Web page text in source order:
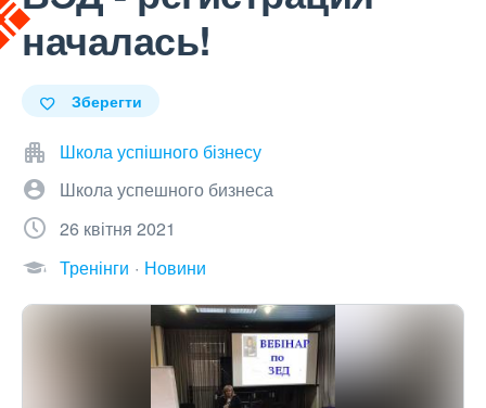
началась!
Зберегти
Школа успішного бізнесу
Школа успешного бизнеса
26 квітня 2021
Тренінги
Новини